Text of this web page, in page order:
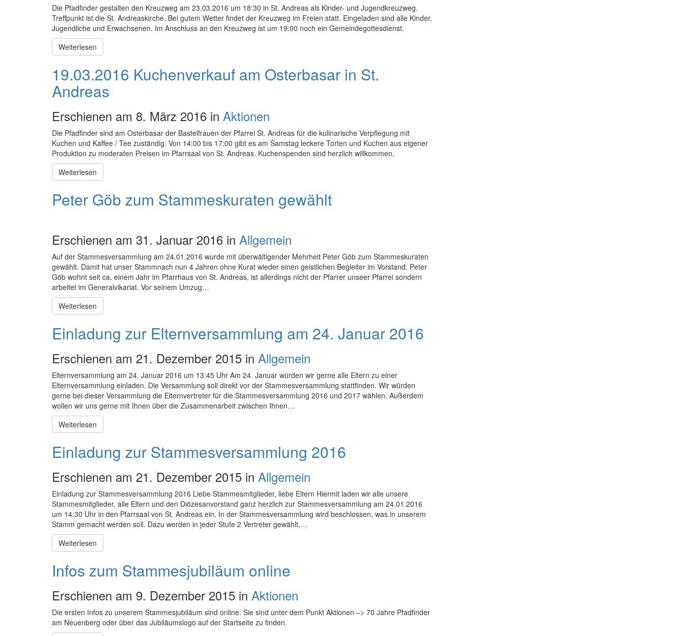
Die Pfadfinder gestalten den Kreuzweg am 23.03.2016 um 18:30 in St. Andreas als Kinder- und Jugendkreuzweg.
Treffpunkt ist die St. Andreaskirche. Bei gutem Wetter findet der Kreuzweg im Freien statt. Eingeladen sind alle Kinder,
Jugendliche und Erwachsenen. Im Anschluss an den Kreuzweg ist um 19:00 noch ein Gemeindegottesdienst.
Weiterlesen
19.03.2016 Kuchenverkauf am Osterbasar in St.
Andreas
Erschienen am 8. März 2016 in Aktionen
Die Pfadfinder sind am Osterbasar der Bastelfrauen der Pfarrei St. Andreas für die kulinarische Verpflegung mit
Kuchen und Kaffee / Tee zuständig. Von 14:00 bis 17:00 gibt es am Samstag leckere Torten und Kuchen aus eigener
Produktion zu moderaten Preisen im Pfarrsaal von St. Andreas. Kuchenspenden sind herzlich willkommen.
Weiterlesen
Peter Göb zum Stammeskuraten gewählt
Erschienen am 31. Januar 2016 in Allgemein
Auf der Stammesversammlung am 24.01.2016 wurde mit überwältigender Mehrheit Peter Göb zum Stammeskuraten
gewählt. Damit hat unser Stammnach nun 4 Jahren ohne Kurat wieder einen geistlichen Begleiter im Vorstand. Peter
Göb wohnt seit ca. einem Jahr im Pfarrhaus von St. Andreas, ist allerdings nicht der Pfarrer unseer Pfarrei sondern
arbeitet im Generalvikariat. Vor seinem Umzug…
Weiterlesen
Einladung zur Elternversammlung am 24. Januar 2016
Erschienen am 21. Dezember 2015 in Allgemein
Elternversammlung am 24. Januar 2016 um 13:45 Uhr Am 24. Januar würden wir gerne alle Eltern zu einer
Elternversammlung einladen. Die Versammlung soll direkt vor der Stammesversammlung stattfinden. Wir würden
gerne bei dieser Versammlung die Elternvertreter für die Stammesversammlung 2016 und 2017 wählen. Außerdem
wollen wir uns gerne mit Ihnen über die Zusammenarbeit zwischen Ihnen…
Weiterlesen
Einladung zur Stammesversammlung 2016
Erschienen am 21. Dezember 2015 in Allgemein
Einladung zur Stammesversammlung 2016 Liebe Stammesmitglieder, liebe Eltern Hiermit laden wir alle unsere
Stammesmitglieder, alle Eltern und den Diözesanvorstand ganz herzlich zur Stammesversammlung am 24.01.2016
um 14:30 Uhr in den Pfarrsaal von St. Andreas ein. In der Stammesversammlung wird beschlossen, was in unserem
Stamm gemacht werden soll. Dazu werden in jeder Stufe 2 Vertreter gewählt,…
Weiterlesen
Infos zum Stammesjubiläum online
Erschienen am 9. Dezember 2015 in Aktionen
Die ersten Infos zu unserem Stammesjubiläum sind online. Sie sind unter dem Punkt Aktionen –> 70 Jahre Pfadfinder
am Neuenberg oder über das Jubiläumslogo auf der Startseite zu finden.